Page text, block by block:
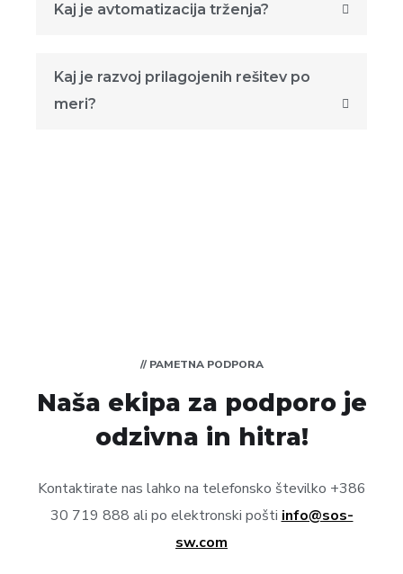
Kaj je avtomatizacija trženja?
Kaj je razvoj prilagojenih rešitev po
meri?
// PAMETNA PODPORA
Naša ekipa za podporo je
odzivna in hitra!
Kontaktirate nas lahko na telefonsko številko +386
30 719 888 ali po elektronski pošti info@sos-
sw.com